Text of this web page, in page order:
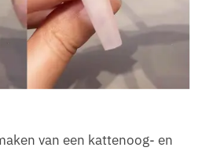
van een kattenoog- en